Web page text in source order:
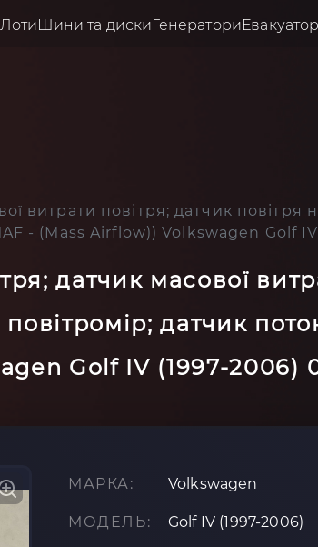
ЛотиШини та дискиГенераториЕвакуатор
витрати повітря; датчик повітря
- (Mass Airflow)) Volkswagen Golf
датчик масової
датчик
Golf IV (1997-2006)
МАРКА: Volkswagen
МОДЕЛЬ: Golf IV (1997-2006)